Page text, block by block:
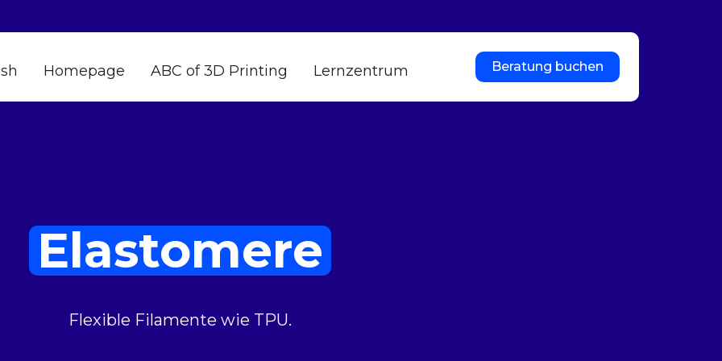
Homepage ABC of 3D Printing Lernzentrum Beratung buchen
Elastomere
Flexible Filamente wie TPU.